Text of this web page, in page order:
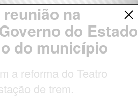
na
do Estado
do município
a reforma do Teatro
de trem.